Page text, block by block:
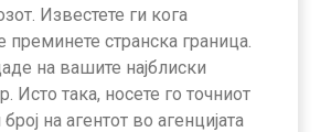
Известете ги кога
преминете странска граница.
на вашите најблиски
Исто така, носете го точниот
на агентот во агенцијата